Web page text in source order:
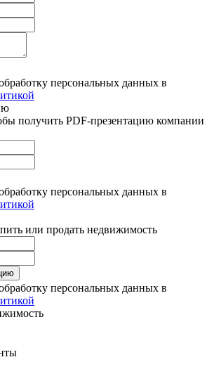
персональных данных в
получить PDF-презентацию компании
персональных данных в
или продать недвижимость
персональных данных в